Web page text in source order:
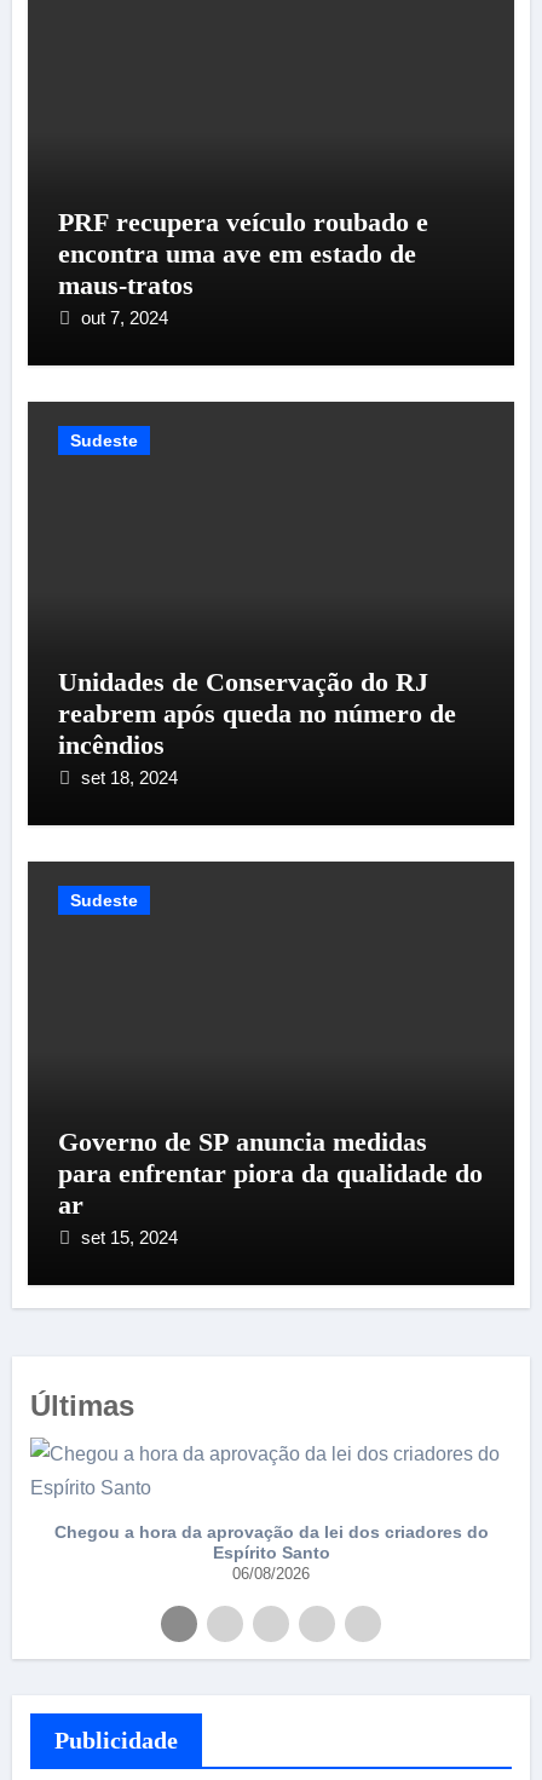
PRF recupera veículo roubado e
encontra uma ave em estado de
maus-tratos
out 7, 2024
Sudeste
Unidades de Conservação do RJ
reabrem após queda no número de
incêndios
set 18, 2024
Sudeste
Governo de SP anuncia medidas
para enfrentar piora da qualidade do
ar
set 15, 2024
Últimas
Chegou a hora da aprovação da lei dos criadores do
Espírito Santo
06/08/2026
Publicidade